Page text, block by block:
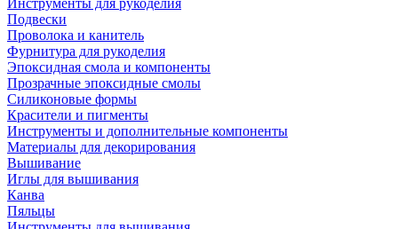
Инструменты для рукоделия
Подвески
Проволока и канитель
Фурнитура для рукоделия
Эпоксидная смола и компоненты
Прозрачные эпоксидные смолы
Силиконовые формы
Красители и пигменты
Инструменты и дополнительные компоненты
Материалы для декорирования
Вышивание
Иглы для вышивания
Канва
Пяльцы